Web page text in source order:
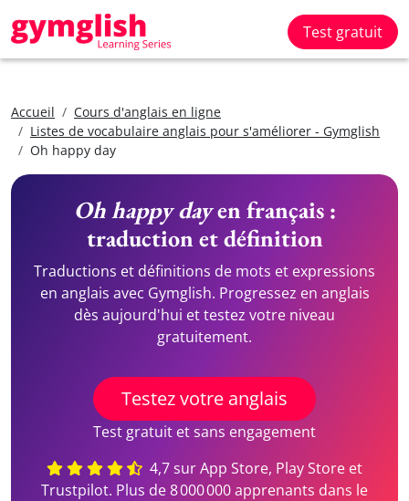
Test gratuit
Accueil
Cours d'anglais en ligne
Listes de vocabulaire anglais pour s'améliorer - Gymglish
Oh happy day
Oh happy dayen français :
traduction et définition
Traductions et définitions de mots et expressions
en anglais avec Gymglish. Progressez en anglais
dès aujourd'hui et testez votre niveau
gratuitement.
Testez votre anglais
Test gratuit et sans engagement
4,7 sur App Store, Play Store et
Trustpilot. Plus de 8 000 000 apprenants dans le